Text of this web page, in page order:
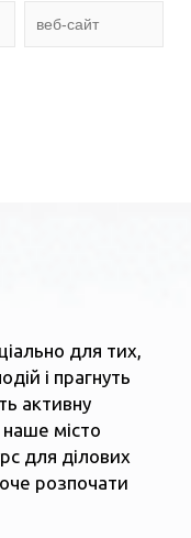
для тих,
і прагнуть
активну
місто
для ділових
розпочати